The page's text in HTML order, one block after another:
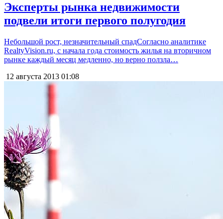
Эксперты рынка недвижимости
подвели итоги первого полугодия
Небольшой рост, незначительный спадСогласно аналитике
RealtyVision.ru, с начала года стоимость жилья на вторичном
рынке каждый месяц медленно, но верно ползла…
12 августа 2013 01:08